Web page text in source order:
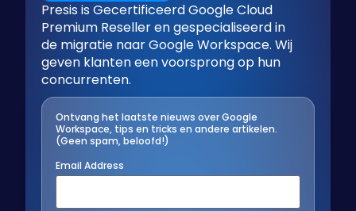
Presis is Gecertificeerd Google Cloud
Premium Reseller en gespecialiseerd in
de migratie naar Google Workspace. Wij
geven klanten een voorsprong op hun
concurrenten.
Ontvang het laatste nieuws over Google
Workspace, tips en tricks en andere artikelen.
(Geen spam, beloofd!)
Email Address